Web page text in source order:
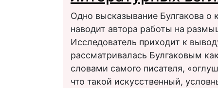
Одно высказывание Булгакова о
наводит автора работы на
Исследователь приходит к
рассматривалась Булгаковым
словами самого писателя,
что такой искусственный,